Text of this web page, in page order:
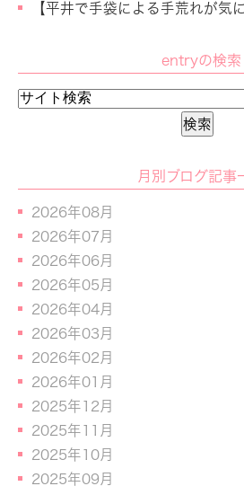
【平井で手袋による手荒れが気
entryの検索
月別ブログ記事
2026年08月
2026年07月
2026年06月
2026年05月
2026年04月
2026年03月
2026年02月
2026年01月
2025年12月
2025年11月
2025年10月
2025年09月